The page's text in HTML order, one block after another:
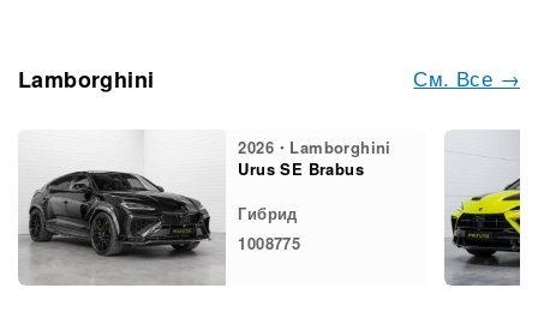
См. Все →
Lamborghini
2026・Lamborghini
Urus SE Brabus
Гибрид
1008775